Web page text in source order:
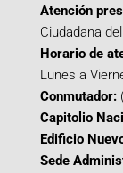
Atención
Ciudadana
Horario de
Lunes a
Conmutador:
Capitolio
Edificio
Sede